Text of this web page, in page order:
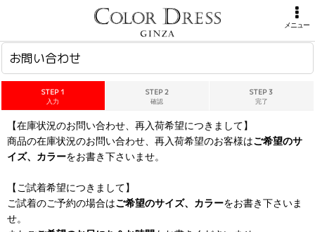
メニュー
お問い合わせ
STEP 1
入力
STEP 2
確認
STEP 3
完了
【在庫状況のお問い合わせ、再入荷希望につきまして】
商品の在庫状況のお問い合わせ、再入荷希望のお客様はご希望のサ
イズ、カラーをお書き下さいませ。
【ご試着希望につきまして】
ご試着のご予約の場合はご希望のサイズ、カラーをお書き下さいま
せ。